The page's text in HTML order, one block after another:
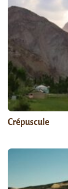
Crépuscule